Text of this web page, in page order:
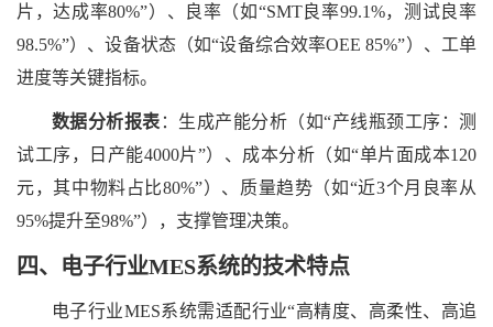
片，达成率80%”）、良率（如“SMT良率99.1%，测试良率
98.5%”）、设备状态（如“设备综合效率OEE 85%”）、工单
进度等关键指标。
数据分析报表 ：生成产能分析（如“产线瓶颈工序：测
试工序，日产能4000片”）、成本分析（如“单片面成本120
元，其中物料占比80%”）、质量趋势（如“近3个月良率从
95%提升至98%”），支撑管理决策。
四、 电子行业MES系统的技术特点
电子行业MES系统需适配行业“高精度、高柔性、高追